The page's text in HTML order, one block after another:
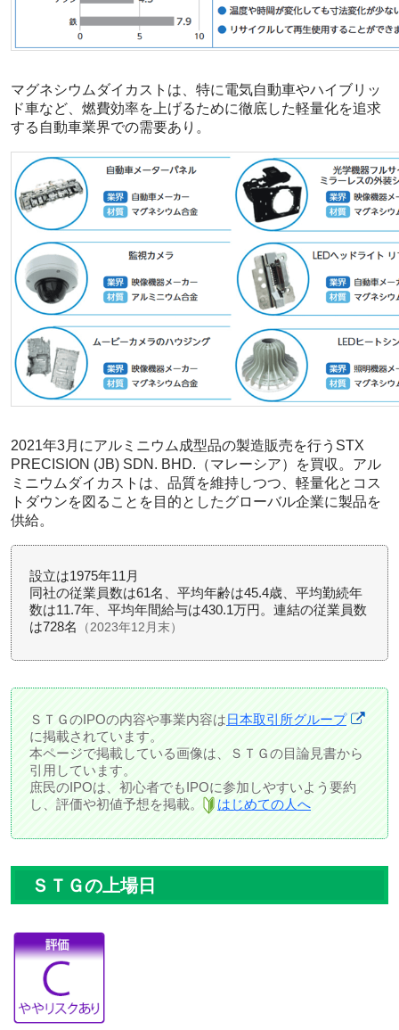
マグネシウムダイカストは、特に電気自動車やハイブリッ
ド車など、燃費効率を上げるために徹底した軽量化を追求
する自動車業界での需要あり。
2021年3月にアルミニウム成型品の製造販売を行うSTX
PRECISION (JB) SDN. BHD.（マレーシア）を買収。アル
ミニウムダイカストは、品質を維持しつつ、軽量化とコス
トダウンを図ることを目的としたグローバル企業に製品を
供給。
設立は1975年11月
同社の従業員数は61名、平均年齢は45.4歳、平均勤続年
数は11.7年、平均年間給与は430.1万円。連結の従業員数
は728名
（2023年12月末）
ＳＴＧのIPOの内容や事業内容は日本取引所グループ
に掲載されています。
本ページで掲載している画像は、ＳＴＧの目論見書から
引用しています。
庶民のIPOは、初心者でもIPOに参加しやすいよう要約
し、評価や初値予想を掲載。
はじめての人へ
ＳＴＧの上場日